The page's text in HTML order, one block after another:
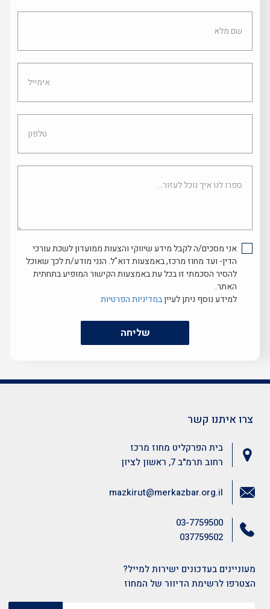
שם
מלא
אימייל
טלפון
ספרו
לנו
אני מסכים/ה לקבל מידע שיווקי והצעות ממועדון לשכת עורכי
הדין- ועד מחוז מרכז, באמצעות דוא"ל. הנני מודע/ת לכך שאוכל
להסיר הסכמתי זו בכל עת באמצעות הקישור המופיע בתחתית
האתר.
למידע נוסף ניתן לעייןבמדיניות הפרטיות
שליחה
צרו איתנו קשר
בית הפרקליט מחוז מרכז
רחוב תרמ"ב 7, ראשון לציון
03-7759500
037759502
mazkirut@merkazbar.org.il
מעוניינים בעדכונים ישירות למייל?
הצטרפו לרשימת הדיוור של המחוז